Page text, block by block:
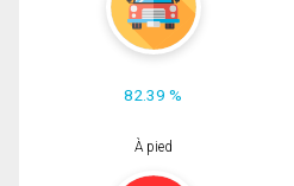
82.39 %
À pied